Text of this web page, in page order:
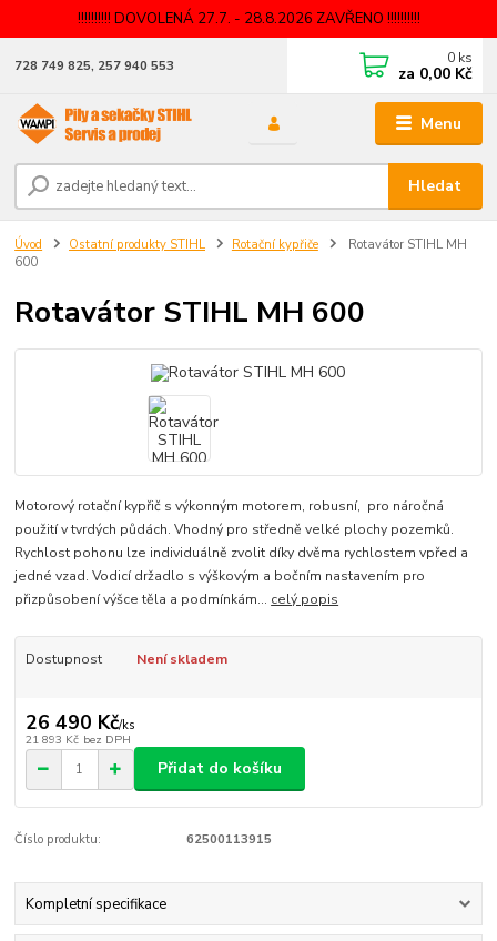
!!!!!!!!!! DOVOLENÁ 27.7. - 28.8.2026 ZAVŘENO !!!!!!!!!!
Menu
Hledat
728 749 825, 257 940 553 0 ks
za 0,00 Kč
Úvod Ostatní produkty STIHL Rotační kypřiče
Rotavátor STIHL MH
600
Rotavátor STIHL MH 600
Motorový rotační kypřič s výkonným motorem, robusní, pro náročná
použití v tvrdých půdách. Vhodný pro středně velké plochy pozemků.
Rychlost pohonu lze individuálně zvolit díky dvěma rychlostem vpřed a
jedné vzad. Vodicí držadlo s výškovým a bočním nastavením pro
přizpůsobení výšce těla a podmínkám... celý popis
Dostupnost Není skladem
26 490 Kč/ks
21 893 Kč bez DPH
Přidat do košíku
Číslo produktu: 62500113915
Kompletní specifikace